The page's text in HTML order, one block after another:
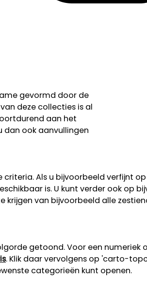
gevormd door de
deze collecties is al
aan het
ook aanvullingen
Als u bijvoorbeeld verfijnt op
is. U kunt verder ook op
krijgen van bijvoorbeeld alle
getoond. Voor een numeriek
. Klik daar vervolgens op 'carto-
categorieën kunt openen.